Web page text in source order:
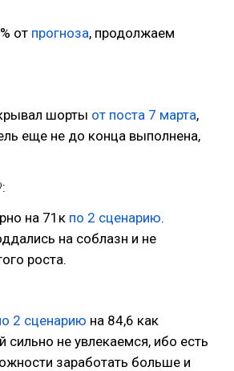
от прогноза, продолжаем
шорты от поста 7 марта,
еще не до конца выполнена,
на 71к по 2 сценарию.
на соблазн и не
роста.
2 сценарию на 84,6 как
не увлекаемся, ибо есть
заработать больше и